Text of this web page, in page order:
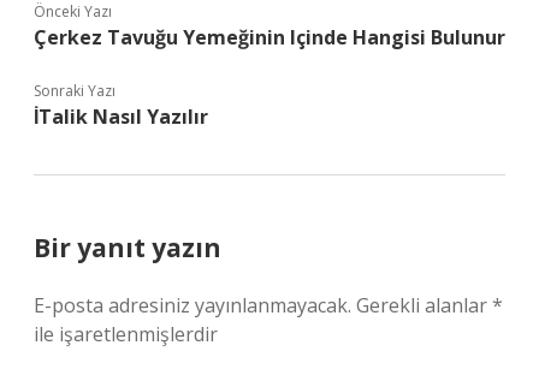
Önceki Yazı
Çerkez Tavuğu Yemeğinin Içinde Hangisi Bulunur
Sonraki Yazı
İTalik Nasıl Yazılır
Bir yanıt yazın
E-posta adresiniz yayınlanmayacak. Gerekli alanlar*
ile işaretlenmişlerdir